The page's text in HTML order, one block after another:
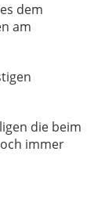
dem
am
die beim
immer